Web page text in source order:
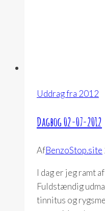
Uddrag fra 2012
Dagbog 02-07-2012
AfBenzoStop.site
I dag er jeg ramt
Fuldstændig
tinnitus og